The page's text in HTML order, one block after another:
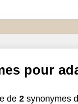
pour
de 2 synonymes